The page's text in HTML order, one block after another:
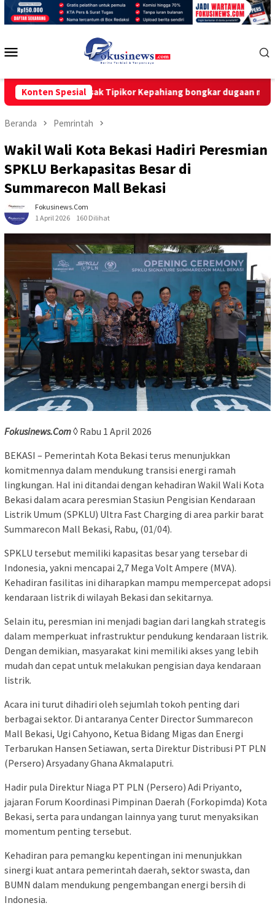
Loncat
Konten Spesial
kpk desak Tipikor Kepahiang bongkar dugaan make-
Beranda Pemrintah
Wakil Wali Kota Bekasi Hadiri Peresmian
SPKLU Berkapasitas Besar di
Summarecon Mall Bekasi
Fokusinews.com
1 April 2026
160 Dilihat
Fokusinews.Com◊ Rabu 1 April 2026
BEKASI – Pemerintah Kota Bekasi terus menunjukkan
komitmennya dalam mendukung transisi energi ramah
lingkungan. Hal ini ditandai dengan kehadiran Wakil Wali Kota
Bekasi dalam acara peresmian Stasiun Pengisian Kendaraan
Listrik Umum (SPKLU) Ultra Fast Charging di area parkir barat
Summarecon Mall Bekasi, Rabu, (01/04).
SPKLU tersebut memiliki kapasitas besar yang tersebar di
Indonesia, yakni mencapai 2,7 Mega Volt Ampere (MVA).
Kehadiran fasilitas ini diharapkan mampu mempercepat adopsi
kendaraan listrik di wilayah Bekasi dan sekitarnya.
Selain itu, peresmian ini menjadi bagian dari langkah strategis
dalam memperkuat infrastruktur pendukung kendaraan listrik.
Dengan demikian, masyarakat kini memiliki akses yang lebih
mudah dan cepat untuk melakukan pengisian daya kendaraan
listrik.
Acara ini turut dihadiri oleh sejumlah tokoh penting dari
berbagai sektor. Di antaranya Center Director Summarecon
Mall Bekasi, Ugi Cahyono, Ketua Bidang Migas dan Energi
Terbarukan Hansen Setiawan, serta Direktur Distribusi PT PLN
(Persero) Arsyadany Ghana Akmalaputri.
Hadir pula Direktur Niaga PT PLN (Persero) Adi Priyanto,
jajaran Forum Koordinasi Pimpinan Daerah (Forkopimda) Kota
Bekasi, serta para undangan lainnya yang turut menyaksikan
momentum penting tersebut.
Kehadiran para pemangku kepentingan ini menunjukkan
sinergi kuat antara pemerintah daerah, sektor swasta, dan
BUMN dalam mendukung pengembangan energi bersih di
Indonesia.